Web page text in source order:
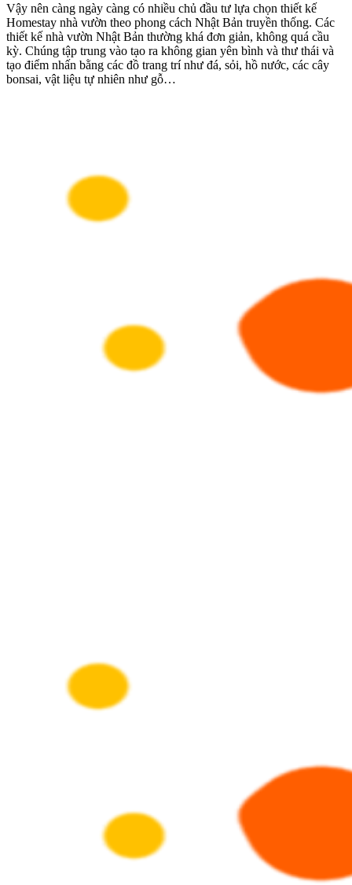
Vậy nên càng ngày càng có nhiều chủ đầu tư lựa chọn thiết kế
Homestay nhà vườn theo phong cách Nhật Bản truyền thống. Các
thiết kế nhà vườn Nhật Bản thường khá đơn giản, không quá cầu
kỳ. Chúng tập trung vào tạo ra không gian yên bình và thư thái và
tạo điểm nhấn bằng các đồ trang trí như đá, sỏi, hồ nước, các cây
bonsai, vật liệu tự nhiên như gỗ…